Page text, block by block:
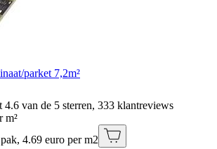
parket 7,2m²
4.6 van de 5 sterren, 333 klantreviews
m²
4.69 euro per m2